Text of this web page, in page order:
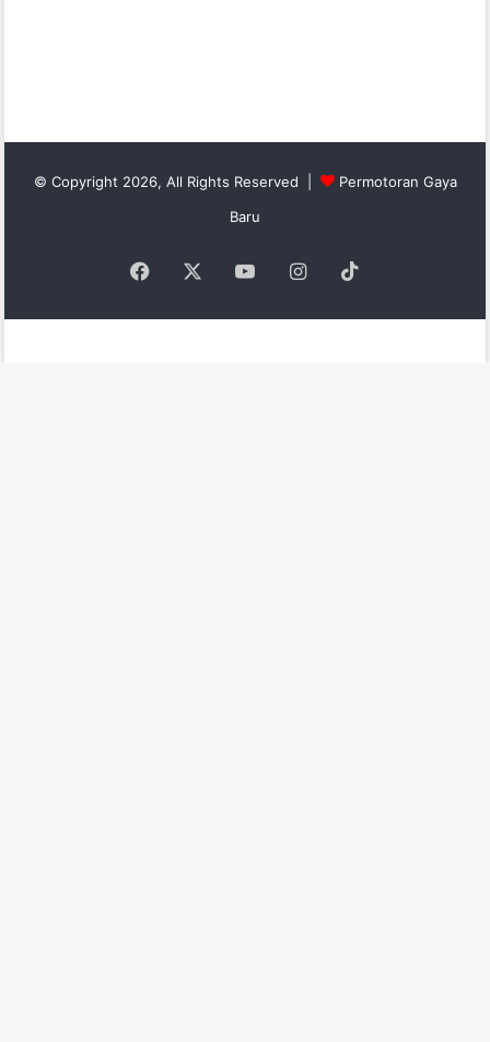
© Copyright 2026, All Rights Reserved |
Permotoran Gaya
Baru
Facebook YouTubeInstagram